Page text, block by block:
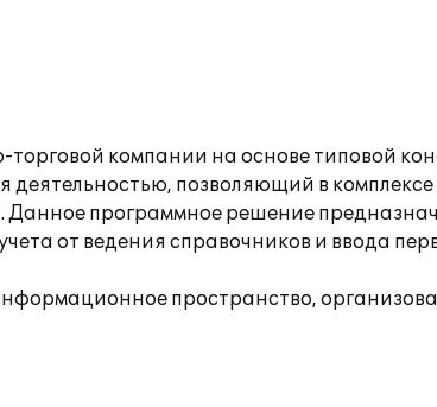
компании на основе типовой
позволяющий в
Данное программное решение
от ведения справочников и ввода
пространство,